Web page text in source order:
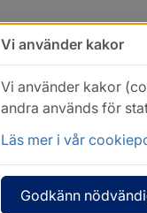
Vi använder kakor
Vi använder kakor
andra används för
Läs mer i vår
Godkänn